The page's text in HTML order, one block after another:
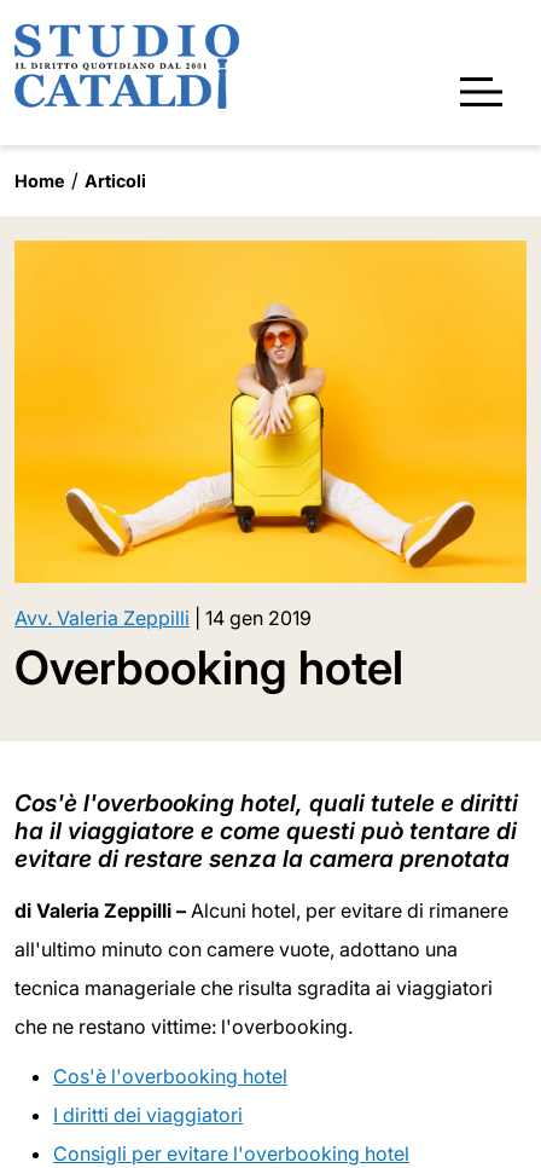
Home Articoli
Avv. Valeria Zeppilli 14 gen 2019
Overbooking hotel
Cos'è l'overbooking hotel, quali tutele e diritti
ha il viaggiatore e come questi può tentare di
evitare di restare senza la camera prenotata
di Valeria Zeppilli – Alcuni hotel, per evitare di rimanere
all'ultimo minuto con camere vuote, adottano una
tecnica manageriale che risulta sgradita ai viaggiatori
che ne restano vittime: l'overbooking.
Cos'è l'overbooking hotel
I diritti dei viaggiatori
Consigli per evitare l'overbooking hotel